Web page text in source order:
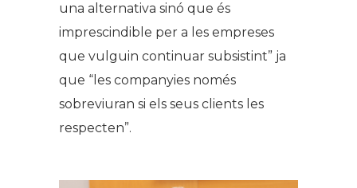
una alternativa sinó que és
imprescindible per a les empreses
que vulguin continuar subsistint” ja
que “les companyies només
sobreviuran si els seus clients les
respecten”.